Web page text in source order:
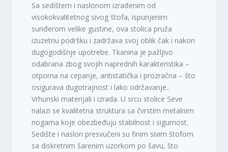
Sa sedištem i naslonom izrađenim od
visokokvalitetnog sivog štofa, ispunjenim
sunđerom velike gustine, ova stolica pruža
izuzetnu podršku i zadržava svoj oblik čak i nakon
dugogodišnje upotrebe. Tkanina je pažljivo
odabrana zbog svojih naprednih karakteristika –
otporna na cepanje, antistatička i prozračna – što
osigurava dugotrajnost i lako održavanje..
Vrhunski materijali i izrada. U srcu stolice Seve
nalazi se kvalitetna struktura sa čvrstim metalnim
nogama koje obezbeđuju stabilnost i sigurnost.
Sedište i naslon presvučeni su finim sivim štofom
sa diskretnim šarenim uzorkom po šavu, što